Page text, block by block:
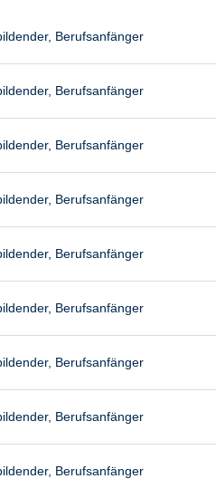
Berufsanfänger
Berufsanfänger
Berufsanfänger
Berufsanfänger
Berufsanfänger
Berufsanfänger
Berufsanfänger
Berufsanfänger
Berufsanfänger